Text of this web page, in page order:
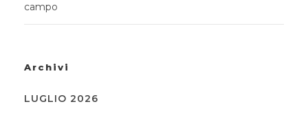
campo
Archivi
LUGLIO 2026